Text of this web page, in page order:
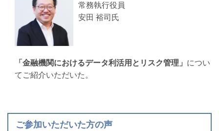
常務執行役員
安田 裕司氏
「金融機関におけるデータ利活用とリスク管理」 につい
てご紹介いただいた。
ご参加いただいた方の声